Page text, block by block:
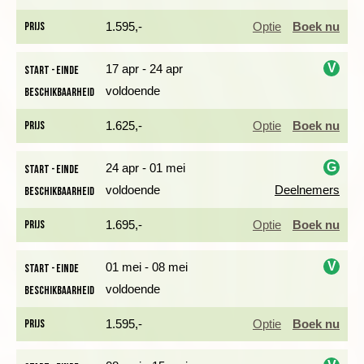
Na de wandeling van Riomaggiore naar Portovenere nemen
we de boot terug. Zo geniet je van een andere kijk op de
kleurrijke dorpen langs de kust. Stedenliefhebbers kunnen een
wandeldag gebruiken om de trein te nemen naar Pisa, Lucca
of Genua.
Dag 2 Bonassola, wandeling Bonassola naar Monterosso
Prijs 1.595,- Optie Boek nu
Start - einde 17 apr - 24 apr V
Beschikbaarheid voldoende
Prijs 1.625,- Optie Boek nu
Start - einde 24 apr - 01 mei G
i
Beschikbaarheid voldoende Deelnemers
Prijs 1.695,- Optie Boek nu
Start - einde 01 mei - 08 mei V
Beschikbaarheid voldoende
Prijs 1.595,- Optie Boek nu